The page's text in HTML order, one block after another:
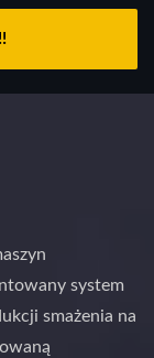
system
smażenia na